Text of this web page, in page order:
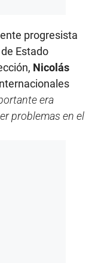
progresista
Estado
Nicolás
era
problemas en el